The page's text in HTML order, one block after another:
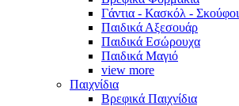
Γάντια - Κασκόλ - Σκούφοι
Παιδικά Αξεσουάρ
Παιδικά Εσώρουχα
Παιδικά Μαγιό
view more
Παιχνίδια
Βρεφικά Παιχνίδια